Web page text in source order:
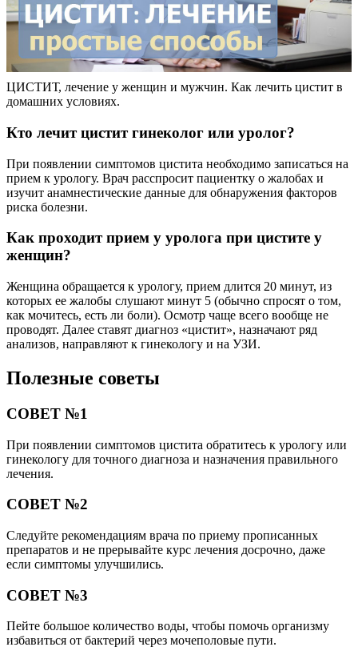
ЦИСТИТ, лечение у женщин и мужчин. Как лечить цистит в
домашних условиях.
Кто лечит цистит гинеколог или уролог?
При появлении симптомов цистита необходимо записаться на
прием к урологу. Врач расспросит пациентку о жалобах и
изучит анамнестические данные для обнаружения факторов
риска болезни.
Как проходит прием у уролога при цистите у
женщин?
Женщина обращается к урологу, прием длится 20 минут, из
которых ее жалобы слушают минут 5 (обычно спросят о том,
как мочитесь, есть ли боли). Осмотр чаще всего вообще не
проводят. Далее ставят диагноз «цистит», назначают ряд
анализов, направляют к гинекологу и на УЗИ.
Полезные советы
СОВЕТ №1
При появлении симптомов цистита обратитесь к урологу или
гинекологу для точного диагноза и назначения правильного
лечения.
СОВЕТ №2
Следуйте рекомендациям врача по приему прописанных
препаратов и не прерывайте курс лечения досрочно, даже
если симптомы улучшились.
СОВЕТ №3
Пейте большое количество воды, чтобы помочь организму
избавиться от бактерий через мочеполовые пути.